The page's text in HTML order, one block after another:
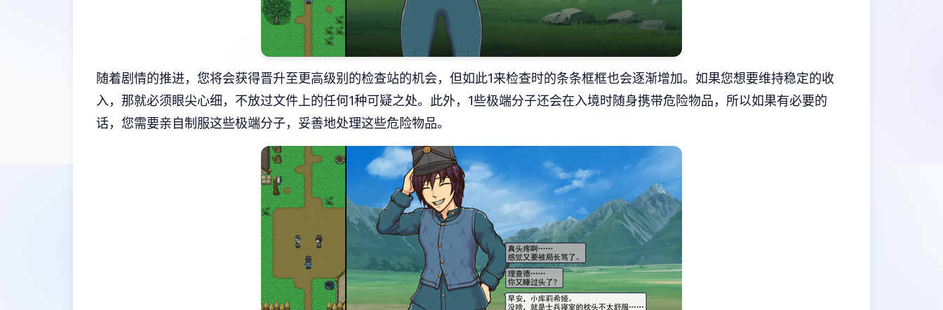
随着剧情的推进，您将会获得晋升至更高级别的检查站的机会，但如此1来检查时的条条框框也会逐渐增加。如果您想要维持稳定的收
入，那就必须眼尖心细，不放过文件上的任何1种可疑之处。此外，1些极端分子还会在入境时随身携带危险物品，所以如果有必要的
话，您需要亲自制服这些极端分子，妥善地处理这些危险物品。